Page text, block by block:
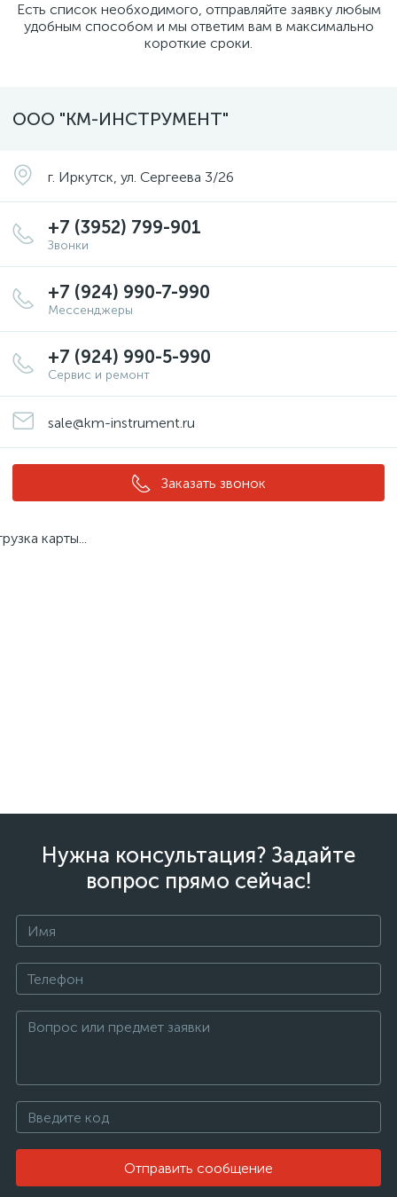
Есть список необходимого, отправляйте заявку любым
удобным способом и мы ответим вам в максимально
короткие сроки.
ООО "КМ-ИНСТРУМЕНТ"
г. Иркутск, ул. Сергеева 3/26
+7 (3952) 799-901
Звонки
+7 (924) 990-7-990
Мессенджеры
+7 (924) 990-5-990
Сервис и ремонт
sale@km-instrument.ru
Заказать звонок
карты...
Нужна консультация? Задайте
вопрос прямо сейчас!
Отправить сообщение